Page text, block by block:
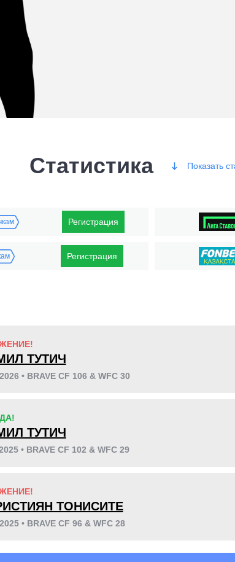
Статистика Показать
Среднее время боя
Регистрация
Регистрация
ТУТИЧ
• BRAVE CF 106 & WFC 30
ТУТИЧ
• BRAVE CF 102 & WFC 29
ТОНИСИТЕ
• BRAVE CF 96 & WFC 28